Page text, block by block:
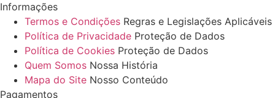
Informações
Termos e Condições Regras e Legislações Aplicáveis
Política de Privacidade Proteção de Dados
Política de Cookies Proteção de Dados
Quem Somos Nossa História
Mapa do Site Nosso Conteúdo
Pagamentos